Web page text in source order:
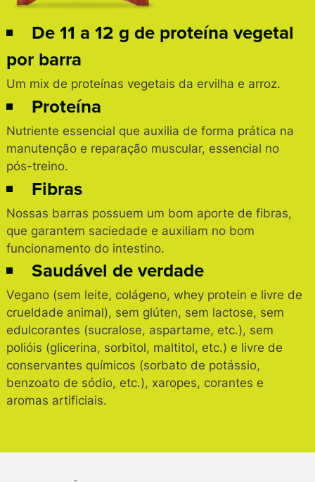
De 11 a 12 g de proteína vegetal
por barra
Um mix de proteínas vegetais da ervilha e arroz.
Proteína
Nutriente essencial que auxilia de forma prática na
manutenção e reparação muscular, essencial no
pós-treino.
Fibras
Nossas barras possuem um bom aporte de fibras,
que garantem saciedade e auxiliam no bom
funcionamento do intestino.
Saudável de verdade
Vegano (sem leite, colágeno, whey protein e livre de
crueldade animal), sem glúten, sem lactose, sem
edulcorantes (sucralose, aspartame, etc.), sem
polióis (glicerina, sorbitol, maltitol, etc.) e livre de
conservantes químicos (sorbato de potássio,
benzoato de sódio, etc.), xaropes, corantes e
aromas artificiais.